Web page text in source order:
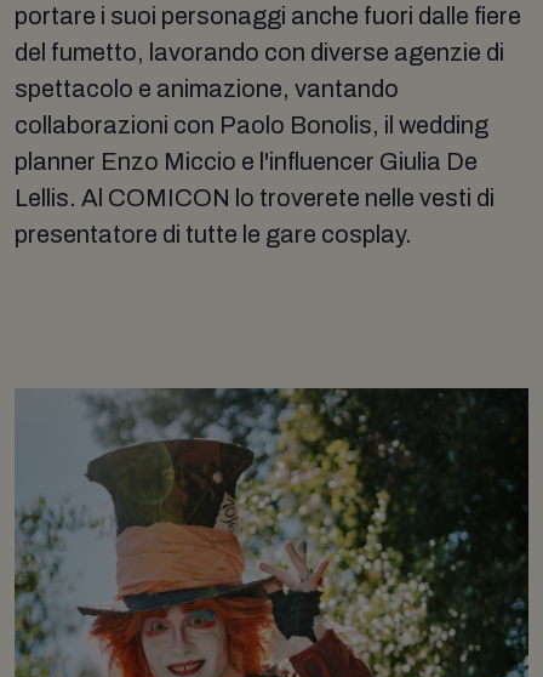
portare i suoi personaggi anche fuori dalle fiere
del fumetto, lavorando con diverse agenzie di
spettacolo e animazione, vantando
collaborazioni con Paolo Bonolis, il wedding
planner Enzo Miccio e l'influencer Giulia De
Lellis. Al COMICON lo troverete nelle vesti di
presentatore di tutte le gare cosplay.